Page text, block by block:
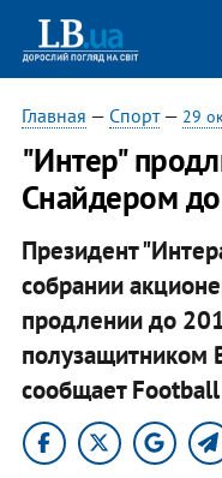
Главная — Спорт— 29
"Интер"
Снайдером
Президент
собрании
продлении до
полузащитником
сообщает